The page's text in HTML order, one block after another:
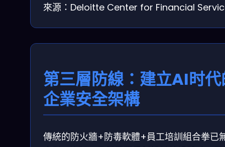
來源：Deloitte Center for Financial
第三層防線：建立AI时
企業安全架構
傳統的防火牆+防毒軟體+員工培訓組合拳已